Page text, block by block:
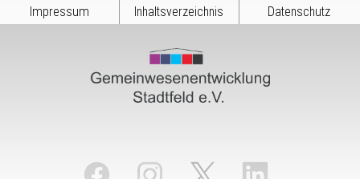
Impressum Inhaltsverzeichnis Datenschutz